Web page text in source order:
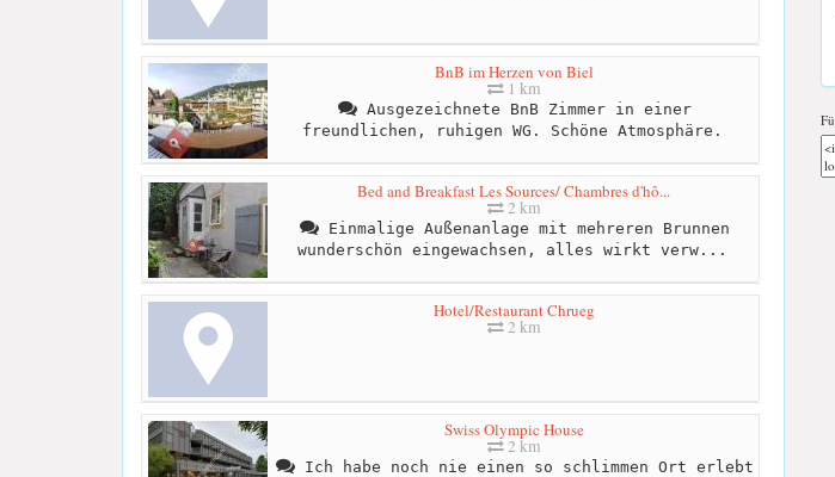
BnB im Herzen von Biel
1 km
Ausgezeichnete BnB Zimmer in einer
freundlichen, ruhigen WG. Schöne Atmosphäre.
Bed and Breakfast Les Sources/ Chambres d'hô...
2 km
Einmalige Außenanlage mit mehreren Brunnen
wunderschön eingewachsen, alles wirkt verw...
Hotel/Restaurant Chrueg
2 km
Swiss Olympic House
2 km
Ich habe noch nie einen so schlimmen Ort erlebt